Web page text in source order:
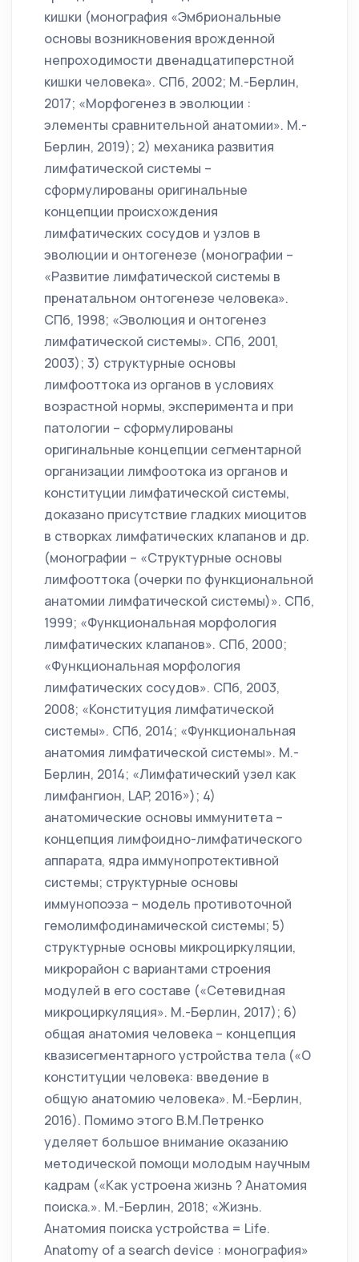
кишки (монография «Эмбриональные
основы возникновения врожденной
непроходимости двенадцатиперстной
кишки человека». СПб, 2002; М.-Берлин,
2017; «Морфогенез в эволюции :
элементы сравнительной анатомии». М.-
Берлин, 2019); 2) механика развития
лимфатической системы –
сформулированы оригинальные
концепции происхождения
лимфатических сосудов и узлов в
эволюции и онтогенезе (монографии –
«Развитие лимфатической системы в
пренатальном онтогенезе человека».
СПб, 1998; «Эволюция и онтогенез
лимфатической системы». СПб, 2001,
2003); 3) структурные основы
лимфооттока из органов в условиях
возрастной нормы, эксперимента и при
патологии – сформулированы
оригинальные концепции сегментарной
организации лимфоотока из органов и
конституции лимфатической системы,
доказано присутствие гладких миоцитов
в створках лимфатических клапанов и др.
(монографии – «Структурные основы
лимфооттока (очерки по функциональной
анатомии лимфатической системы)». СПб,
1999; «Функциональная морфология
лимфатических клапанов». СПб, 2000;
«Функциональная морфология
лимфатических сосудов». СПб, 2003,
2008; «Конституция лимфатической
системы». СПб, 2014; «Функциональная
анатомия лимфатической системы». М.-
Берлин, 2014; «Лимфатический узел как
лимфангион, LAP, 2016»); 4)
анатомические основы иммунитета –
концепция лимфоидно-лимфатического
аппарата, ядра иммунопротективной
системы; структурные основы
иммунопоэза – модель противоточной
гемолимфодинамической системы; 5)
структурные основы микроциркуляции,
микрорайон с вариантами строения
модулей в его составе («Сетевидная
микроциркуляция». М.-Берлин, 2017); 6)
общая анатомия человека – концепция
квазисегментарного устройства тела («О
конституции человека: введение в
общую анатомию человека». М.-Берлин,
2016). Помимо этого В.М.Петренко
уделяет большое внимание оказанию
методической помощи молодым научным
кадрам («Как устроена жизнь ? Анатомия
поиска.». М.-Берлин, 2018; «Жизнь.
Анатомия поиска устройства = Life.
Anatomy of a search device : монография»